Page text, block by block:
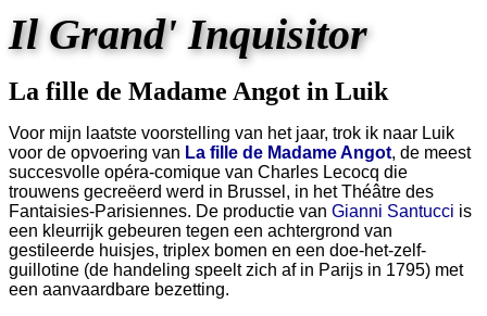
Il Grand' Inquisitor
La fille de Madame Angot in Luik
Voor mijn laatste voorstelling van het jaar, trok ik naar Luik
voor de opvoering van La fille de Madame Angot, de meest
succesvolle opéra-comique van Charles Lecocq die
trouwens gecreëerd werd in Brussel, in het Théâtre des
Fantaisies-Parisiennes. De productie van Gianni Santucci is
een kleurrijk gebeuren tegen een achtergrond van
gestileerde huisjes, triplex bomen en een doe-het-zelf-
guillotine (de handeling speelt zich af in Parijs in 1795) met
een aanvaardbare bezetting.